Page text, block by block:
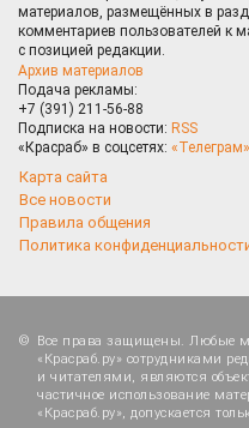
материалов, размещённых в
комментариев пользователей к
с позицией редакции.
Архив материалов
Подача рекламы:
+7 (391) 211-56-88
Подписка на новости: RSS
«Красраб» в соцсетях: «Телеграм»
Карта сайта
Все новости
Правила общения
Политика
Все права защищены. Любые
«Красраб.ру» сотрудниками
и читателями, являются
частичное использование
«Красраб.ру», допускается